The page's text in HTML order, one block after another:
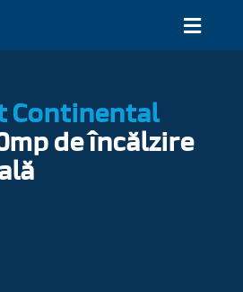
online
Continental
deîncălzire